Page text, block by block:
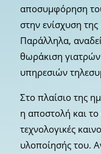
αποσυμφόρηση
στην ενίσχυση
Παράλληλα,
θωράκιση
υπηρεσιών
Στο πλαίσιο της
η αποστολή και
τεχνολογικές
υλοποίησής του.